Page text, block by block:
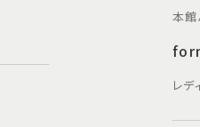
本館
レデ